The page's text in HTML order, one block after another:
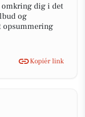
omkring dig i det
og
opsummering
Kopiér link